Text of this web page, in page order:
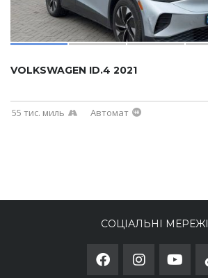
VOLKSWAGEN ID.4 2021
55 тис. миль Автомат
СОЦІАЛЬНІ МЕРЕЖІ